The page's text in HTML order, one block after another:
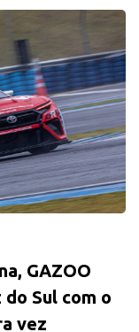
GAZOO
do Sul com o
vez